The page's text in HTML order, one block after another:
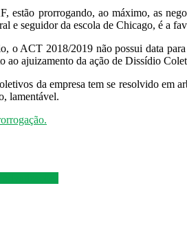
estão prorrogando, ao máximo, as
e seguidor da escola de Chicago, é a
o ACT 2018/2019 não possui data
ao ajuizamento da ação de Dissídio
da empresa tem se resolvido em
lamentável.